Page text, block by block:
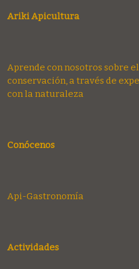
Ariki Apicultura
Aprende con nosotros sobre
conservación, a través de
con la naturaleza
Conócenos
Api-Gastronomía
Actividades